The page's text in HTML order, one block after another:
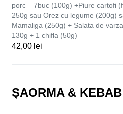
porc – 7buc (100g) +Piure cartofi
250g sau Orez cu legume (200g)
Mamaliga (250g) + Salata de
130g + 1 chifla (50g)
42,00 lei
ȘAORMA & KEBAB